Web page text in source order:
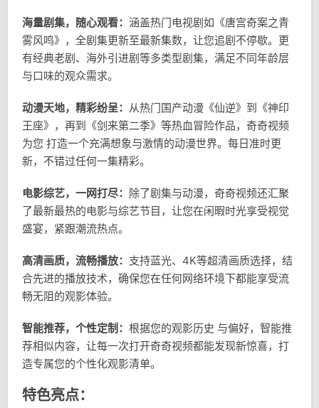
海量剧集，随心观看： 涵盖热门电视剧如《唐宫奇案之青
雾风鸣》，全剧集更新至最新集数，让您追剧不停歇。更
有经典老剧、海外引进剧等多类型剧集，满足不同年龄层
与口味的观众需求。
动漫天地，精彩纷呈： 从热门国产动漫《仙逆》到《神印
王座》，再到《剑来第二季》等热血冒险作品，奇奇视频
为您 打造一个充满想象与激情的动漫世界。每日准时更
新，不错过任何一集精彩。
电影综艺，一网打尽： 除了剧集与动漫，奇奇视频还汇聚
了最新最热的电影与综艺节目，让您在闲暇时光享受视觉
盛宴，紧跟潮流热点。
高清画质，流畅播放： 支持蓝光、4K等超清画质选择，结
合先进的播放技术，确保您在任何网络环境下都能享受流
畅无阻的观影体验。
智能推荐，个性定制： 根据您的观影历史 与偏好，智能推
荐相似内容，让每一次打开奇奇视频都能发现新惊喜，打
造专属您的个性化观影清单。
特色亮点：